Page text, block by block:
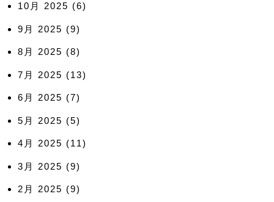
10月 2025 (6)
9月 2025 (9)
8月 2025 (8)
7月 2025 (13)
6月 2025 (7)
5月 2025 (5)
4月 2025 (11)
3月 2025 (9)
2月 2025 (9)